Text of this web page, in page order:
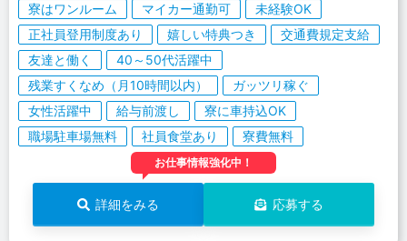
寮はワンルーム マイカー通勤可
未経験OK
正社員登用制度あり
嬉しい特典つき
交通費規定支給
友達と働く
40～50代活躍中
残業すくなめ（月10時間以内）
ガッツリ稼ぐ
女性活躍中
給与前渡し
寮に車持込OK
職場駐車場無料
社員食堂あり 寮費無料
お仕事情報強化中！
詳細をみる 応募する